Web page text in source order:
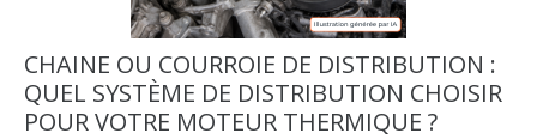
CHAINE OU COURROIE DE DISTRIBUTION :
QUEL SYSTÈME DE DISTRIBUTION CHOISIR
POUR VOTRE MOTEUR THERMIQUE ?